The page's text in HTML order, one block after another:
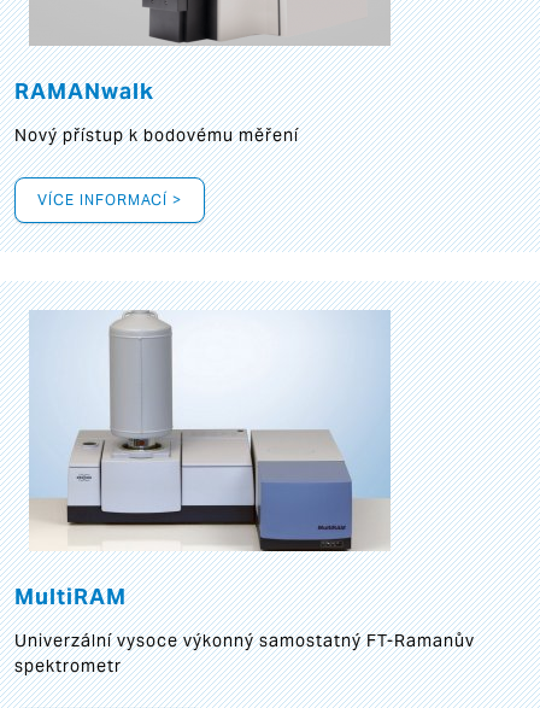
RAMANwalk
Nový přístup k bodovému měření
VÍCE INFORMACÍ >
MultiRAM
Univerzální vysoce výkonný samostatný FT-Ramanův
spektrometr